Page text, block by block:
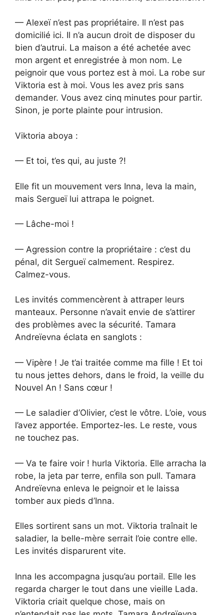
— Alexeï n’est pas propriétaire. Il n’est pas
domicilié ici. Il n’a aucun droit de disposer du
bien d’autrui. La maison a été achetée avec
mon argent et enregistrée à mon nom. Le
peignoir que vous portez est à moi. La robe sur
Viktoria est à moi. Vous les avez pris sans
demander. Vous avez cinq minutes pour partir.
Sinon, je porte plainte pour intrusion.
Viktoria aboya :
— Et toi, t’es qui, au juste ?!
Elle fit un mouvement vers Inna, leva la main,
mais Sergueï lui attrapa le poignet.
— Lâche-moi !
— Agression contre la propriétaire : c’est du
pénal, dit Sergueï calmement. Respirez.
Calmez-vous.
Les invités commencèrent à attraper leurs
manteaux. Personne n’avait envie de s’attirer
des problèmes avec la sécurité. Tamara
Andreïevna éclata en sanglots :
— Vipère ! Je t’ai traitée comme ma fille ! Et toi
tu nous jettes dehors, dans le froid, la veille du
Nouvel An ! Sans cœur !
— Le saladier d’Olivier, c’est le vôtre. L’oie, vous
l’avez apportée. Emportez-les. Le reste, vous
ne touchez pas.
— Va te faire voir ! hurla Viktoria. Elle arracha la
robe, la jeta par terre, enfila son pull. Tamara
Andreïevna enleva le peignoir et le laissa
tomber aux pieds d’Inna.
Elles sortirent sans un mot. Viktoria traînait le
saladier, la belle-mère serrait l’oie contre elle.
Les invités disparurent vite.
Inna les accompagna jusqu’au portail. Elle les
regarda charger le tout dans une vieille Lada.
Viktoria criait quelque chose, mais on